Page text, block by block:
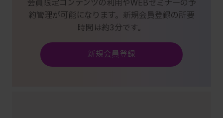
会員限定コンテンツの利用やWEBセミナーの予
約管理が可能になります。新規会員登録の所要
時間は約3分です。
新規会員登録